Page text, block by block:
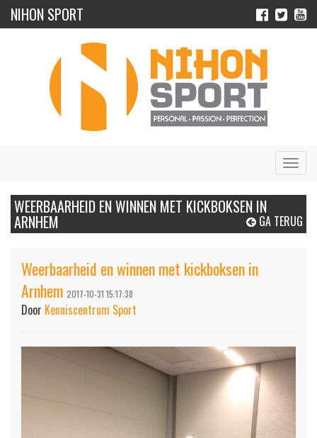
NIHON SPORT
WEERBAARHEID EN WINNEN MET KICKBOKSEN IN
ARNHEM GA TERUG
Weerbaarheid en winnen met kickboksen in
Arnhem 2017-10-31 15:17:38
Door Kenniscentrum Sport